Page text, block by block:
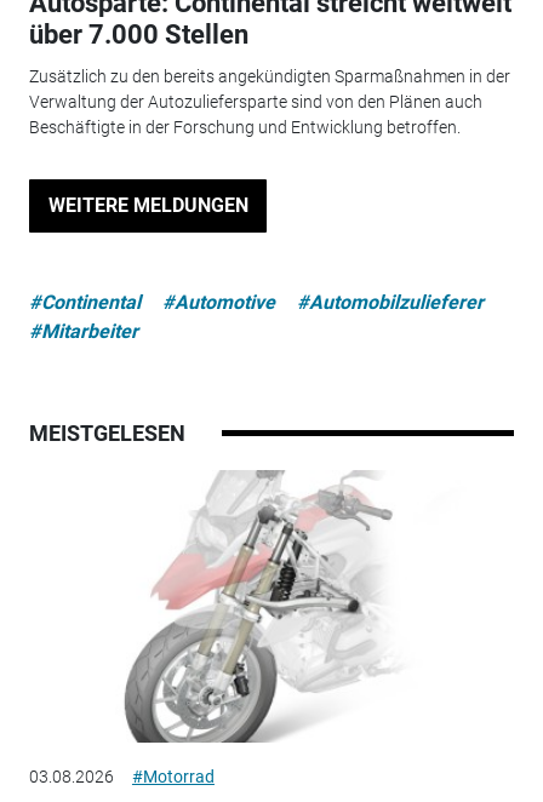
über 7.000 Stellen
Zusätzlich zu den bereits angekündigten Sparmaßnahmen in der
Verwaltung der Autozuliefersparte sind von den Plänen auch
Beschäftigte in der Forschung und Entwicklung betroffen.
WEITERE MELDUNGEN
#Continental #Automotive
#Automobilzulieferer
#Mitarbeiter
MEISTGELESEN
03.08.2026 #Motorrad